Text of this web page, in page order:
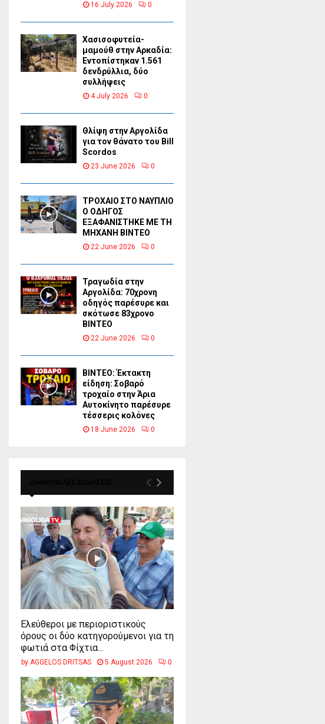
16 July 2026 0
Χασισοφυτεία-
μαμούθ στην Αρκαδία:
Εντοπίστηκαν 1.561
δενδρύλλια, δύο
συλλήψεις
4 July 2026 0
Θλίψη στην Αργολίδα
για τον θάνατο του Bill
Scordos
23 June 2026 0
ΤΡΟΧΑΙΟ ΣΤΟ ΝΑΥΠΛΙΟ
Ο ΟΔΗΓΟΣ
ΕΞΑΦΑΝΙΣΤΗΚΕ ΜΕ ΤΗ
ΜΗΧΑΝΗ ΒΙΝΤΕΟ
22 June 2026 0
Τραγωδία στην
Αργολίδα: 70χρονη
οδηγός παρέσυρε και
σκότωσε 83χρονο
ΒΙΝΤΕΟ
22 June 2026 0
ΒΙΝΤΕΟ: Έκτακτη
είδηση: Σοβαρό
τροχαίο στην Άρια
Αυτοκίνητο παρέσυρε
τέσσερις κολόνες
18 June 2026 0
Ελεύθεροι με περιοριστικούς
όρους οι δύο κατηγορούμενοι για τη
φωτιά στα Φίχτια...
by AGGELOS DRITSAS 5 August 2026 0